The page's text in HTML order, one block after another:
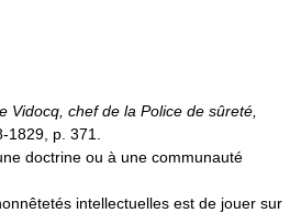
Vidocq, chef de la Police de sûreté,
1829, p. 371.
doctrine ou à une communauté
intellectuelles est de jouer sur